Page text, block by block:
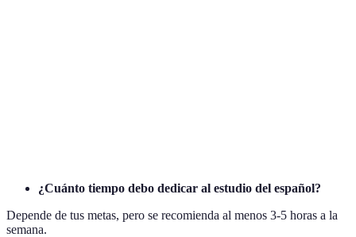
¿Cuánto tiempo debo dedicar al estudio del español?
Depende de tus metas, pero se recomienda al menos 3-5 horas a la
semana.